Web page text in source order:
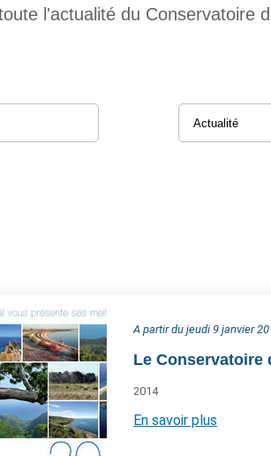
l'actualité du Conservatoire
A partir du jeudi 9 janvier
Le Conservatoire
2014
En savoir plus